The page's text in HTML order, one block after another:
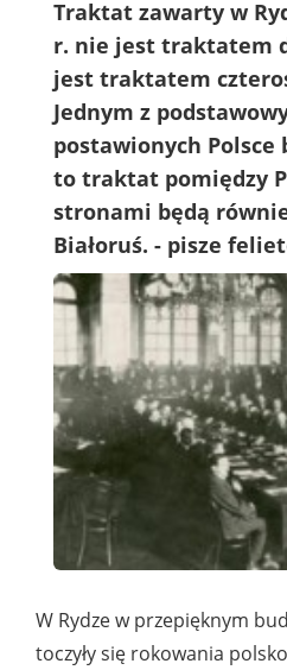
Traktat zawarty w
r. nie jest traktatem
jest traktatem
Jednym z
postawionych Polsce
to traktat pomiędzy
stronami będą
Białoruś. - pisze
W Rydze w przepięknym
toczyły się rokowania